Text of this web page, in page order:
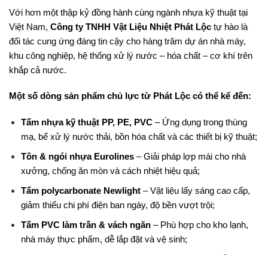
Với hơn một thập kỷ đồng hành cùng ngành nhựa kỹ thuật tại
Việt Nam, Công ty TNHH Vật Liệu Nhiệt Phát Lộc tự hào là
đối tác cung ứng đáng tin cậy cho hàng trăm dự án nhà máy,
khu công nghiệp, hệ thống xử lý nước – hóa chất – cơ khí trên
khắp cả nước.
Một số dòng sản phẩm chủ lực từ Phát Lộc có thể kể đến:
Tấm nhựa kỹ thuật PP, PE, PVC– Ứng dụng trong thùng
mạ, bể xử lý nước thải, bồn hóa chất và các thiết bị kỹ thuật;
Tôn & ngói nhựa Eurolines– Giải pháp lợp mái cho nhà
xưởng, chống ăn mòn và cách nhiệt hiệu quả;
Tấm polycarbonate Newlight– Vật liệu lấy sáng cao cấp,
giảm thiểu chi phí điện ban ngày, độ bền vượt trội;
Tấm PVC làm trần & vách ngăn– Phù hợp cho kho lạnh,
nhà máy thực phẩm, dễ lắp đặt và vệ sinh;